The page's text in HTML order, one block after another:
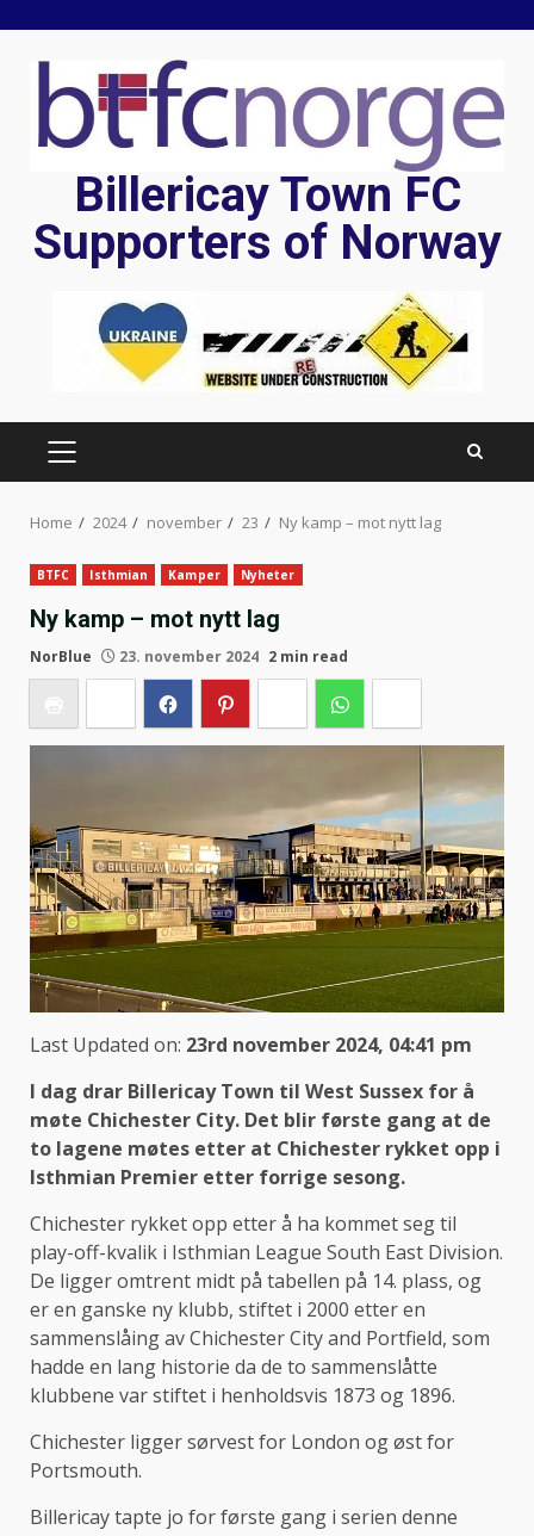
content
Billericay Town FC
Supporters of Norway
PRIMARY
MENU
Home 2024 november 23 Ny kamp – mot nytt lag
BTFC Isthmian Kamper Nyheter
Ny kamp – mot nytt lag
NorBlue 23. november 2024 2 min read
Last Updated on: 23rd november 2024, 04:41 pm
I dag drar Billericay Town til West Sussex for å
møte Chichester City. Det blir første gang at de
to lagene møtes etter at Chichester rykket opp i
Isthmian Premier etter forrige sesong.
Chichester rykket opp etter å ha kommet seg til
play-off-kvalik i Isthmian League South East Division.
De ligger omtrent midt på tabellen på 14. plass, og
er en ganske ny klubb, stiftet i 2000 etter en
sammenslåing av Chichester City and Portfield, som
hadde en lang historie da de to sammenslåtte
klubbene var stiftet i henholdsvis 1873 og 1896.
Chichester ligger sørvest for London og øst for
Portsmouth.
Billericay tapte jo for første gang i serien denne